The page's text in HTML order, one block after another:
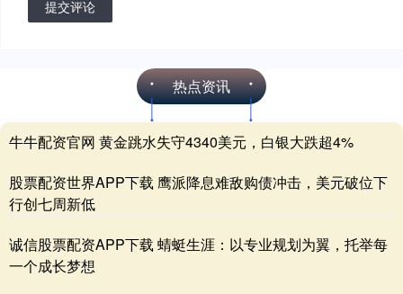
提交评论
热点资讯
牛牛配资官网 黄金跳水失守4340美元，白银大跌超4%
股票配资世界APP下载 鹰派降息难敌购债冲击，美元破位下
行创七周新低
诚信股票配资APP下载 蜻蜓生涯：以专业规划为翼，托举每
一个成长梦想